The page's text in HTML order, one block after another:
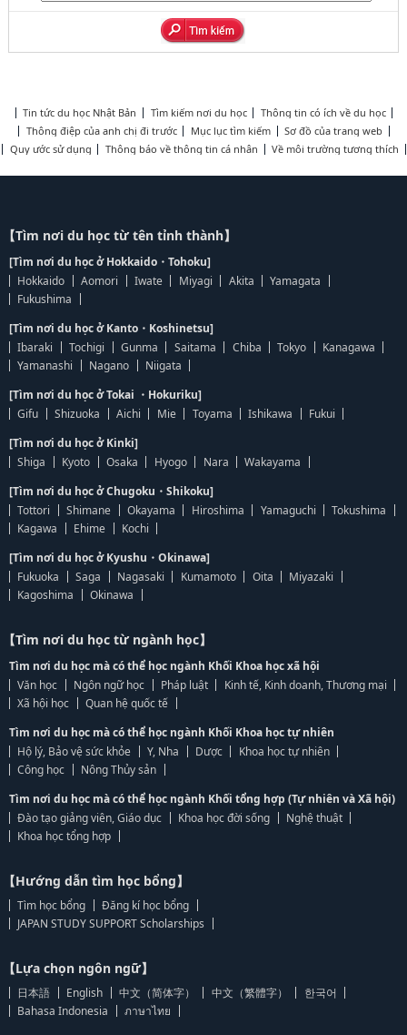
Tin tức du học Nhật Bản Tìm kiếm nơi du học
Thông tin có ích về du học
Thông điệp của anh chị đi trước
Mục lục tìm kiếm
Sơ đồ của trang web
Quy ước sử dụng
Thông báo về thông tin cá nhân Về môi trường tương thích
【Tìm nơi du học từ tên tỉnh thành】
[Tìm nơi du học ở Hokkaido・Tohoku]
Hokkaido
Aomori Iwate Miyagi Akita
Yamagata
Fukushima
[Tìm nơi du học ở Kanto・Koshinetsu]
Ibaraki
Tochigi Gunma Saitama Chiba Tokyo
Kanagawa
Yamanashi
Nagano
Niigata
[Tìm nơi du học ở Tokai ・Hokuriku]
Gifu
Shizuoka Aichi Mie Toyama Ishikawa
Fukui
[Tìm nơi du học ở Kinki]
Shiga
Kyoto Osaka Hyogo Nara
Wakayama
[Tìm nơi du học ở Chugoku・Shikoku]
Tottori
Shimane Okayama Hiroshima Yamaguchi
Tokushima
Kagawa
Ehime
Kochi
[Tìm nơi du học ở Kyushu・Okinawa]
Fukuoka
Saga Nagasaki Kumamoto Oita
Miyazaki
Kagoshima
Okinawa
【Tìm nơi du học từ ngành học】
Tìm nơi du học mà có thể học ngành Khối Khoa học xã hội
Văn học
Ngôn ngữ học Pháp luật
Kinh tế, Kinh doanh, Thương mại
Xã hội học
Quan hệ quốc tế
Tìm nơi du học mà có thể học ngành Khối Khoa học tự nhiên
Hộ lý, Bảo vệ sức khỏe
Y, Nha Dược
Khoa học tự nhiên
Công học
Nông Thủy sản
Tìm nơi du học mà có thể học ngành Khối tổng hợp (Tự nhiên và Xã hội)
Đào tạo giảng viên, Giáo dục
Khoa học đời sống
Nghệ thuật
Khoa học tổng hợp
【Hướng dẫn tìm học bổng】
Tìm học bổng
Đăng kí học bổng
JAPAN STUDY SUPPORT Scholarships
【Lựa chọn ngôn ngữ】
日本語 English 中文（简体字） 中文（繁體字）
한국어
Bahasa Indonesia
ภาษาไทย